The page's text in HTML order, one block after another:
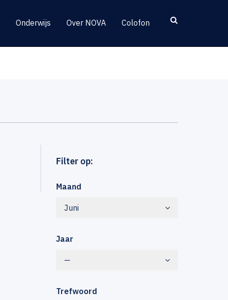
Onderwijs Over NOVA Colofon
Filter op:
Maand
Juni
Jaar
—
Trefwoord